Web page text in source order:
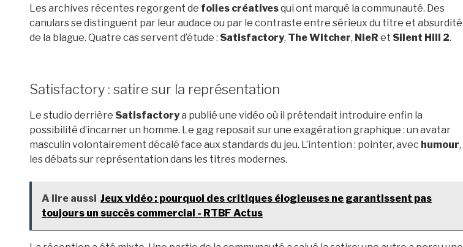
Les archives récentes regorgent de folies créativesqui ont marqué la communauté. Des
canulars se distinguent par leur audace ou par le contraste entre sérieux du titre et absurdité
de la blague. Quatre cas servent d’étude : Satisfactory, The Witcher, NieR et Silent Hill 2.
Satisfactory : satire sur la représentation
Le studio derrière Satisfactorya publié une vidéo où il prétendait introduire enfin la
possibilité d’incarner un homme. Le gag reposait sur une exagération graphique : un avatar
masculin volontairement décalé face aux standards du jeu. L’intention : pointer, avec humour,
les débats sur représentation dans les titres modernes.
A lire aussi Jeux vidéo : pourquoi des critiques élogieuses ne garantissent pas
toujours un succès commercial - RTBF Actus